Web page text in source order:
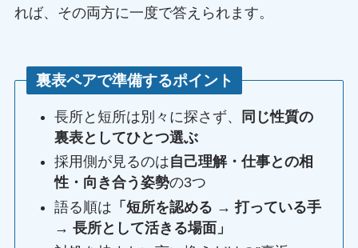
れば、その両方に一度で答えられます。
裏表ペアで準備するポイント
長所と短所は別々に探さず、
同じ性質の
裏表としてひとつ選ぶ
採用側が見るのは自己理解・仕事との相
性・向き合う姿勢の3つ
語る順は 「短所を認める → 打っている手
→ 長所として活きる場面」